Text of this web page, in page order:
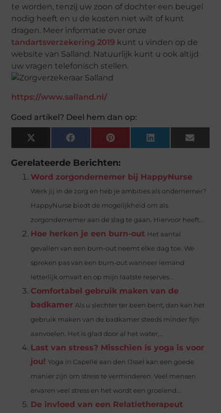
te worden, tenzij uw zoon of dochter een beugel
nodig heeft en u de kosten niet wilt of kunt
dragen. Meer informatie over onze
tandartsverzekering 2019 kunt u vinden op de
website van Salland. Natuurlijk kunt u ook altijd
uw vragen telefonisch stellen.
https://www.salland.nl/
Goed artikel? Deel hem dan op:
X
(Twitter)
Facebook Pinterest LinkedIn Email
Gerelateerde Berichten:
Word zorgondernemer bij HappyNurse
Werk jij in de zorg en heb je ambities als ondernemer?
HappyNurse biedt de mogelijkheid om als
zorgondernemer aan de slag te gaan. Hiervoor heeft...
Hoe herken je een burn-out Het aantal
gevallen van een burn-out neemt elke dag toe. We
spreken pas van een burn-out wanneer iemand
letterlijk omvalt en op mijn laatste reserves...
Comfortabel gebruik maken van de
badkamer Als u slechter ter been bent, dan kan het
gebruik maken van de badkamer steeds minder fijn
aanvoelen. Het is glad door al het water,...
Last van stress? Misschien is yoga is voor
jou! Yoga in Capelle aan den IJssel kan een goede
manier zijn om stress te verminderen. Veel mensen
ervaren veel stress en het wordt een groeiend...
De invloed van een Relatietherapeut